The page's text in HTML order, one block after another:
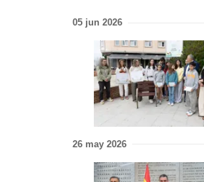
05 jun 2026
26 may 2026